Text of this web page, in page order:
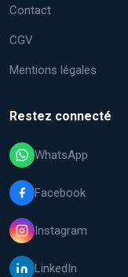
Contact
CGV
Mentions légales
Restez connecté
WhatsApp
Facebook
Instagram
LinkedIn